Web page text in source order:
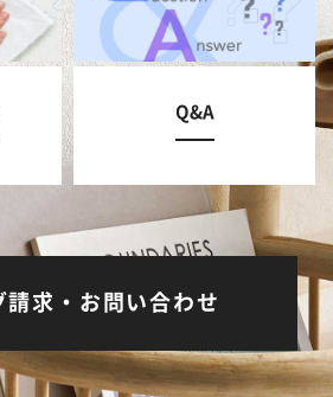
Q&A
請求・お問い合わせ